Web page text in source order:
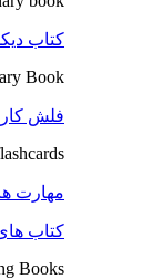
کتاب
Book
فلش
مهارت
کتاب
Books